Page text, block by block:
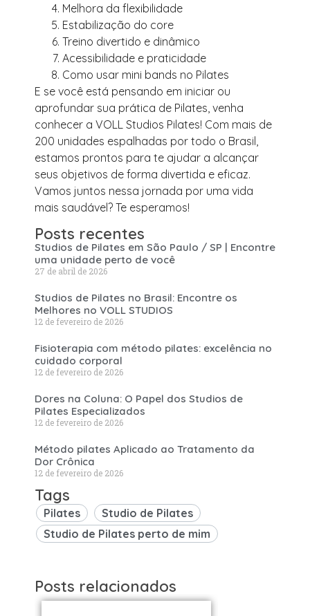
Melhora da flexibilidade
Estabilização do core
Treino divertido e dinâmico
Acessibilidade e praticidade
Como usar mini bands no Pilates
E se você está pensando em iniciar ou
aprofundar sua prática de Pilates, venha
conhecer a VOLL Studios Pilates! Com mais de
200 unidades espalhadas por todo o Brasil,
estamos prontos para te ajudar a alcançar
seus objetivos de forma divertida e eficaz.
Vamos juntos nessa jornada por uma vida
mais saudável? Te esperamos!
Posts recentes
Studios de Pilates em São Paulo / SP | Encontre
uma unidade perto de você
27 de abril de 2026
Studios de Pilates no Brasil: Encontre os
Melhores no VOLL STUDIOS
12 de fevereiro de 2026
Fisioterapia com método pilates: excelência no
cuidado corporal
12 de fevereiro de 2026
Dores na Coluna: O Papel dos Studios de
Pilates Especializados
12 de fevereiro de 2026
Método pilates Aplicado ao Tratamento da
Dor Crônica
12 de fevereiro de 2026
Tags
Pilates
Studio de Pilates
Studio de Pilates perto de mim
Posts relacionados